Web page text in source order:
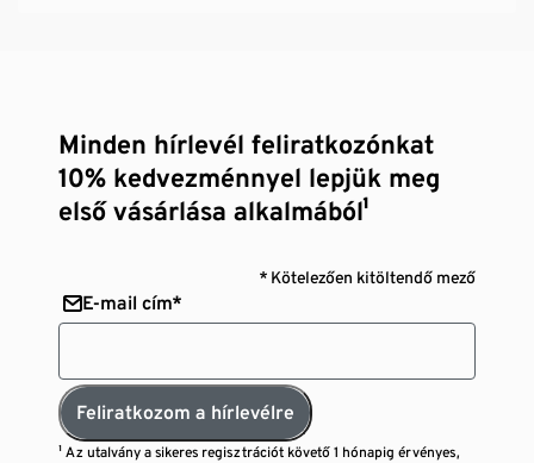
Minden hírlevél feliratkozónkat
10% kedvezménnyel lepjük meg
első vásárlása alkalmából¹
* Kötelezően kitöltendő mező
E-mail cím*
Feliratkozom a hírlevélre
¹ Az utalvány a sikeres regisztrációt követő 1 hónapig érvényes,